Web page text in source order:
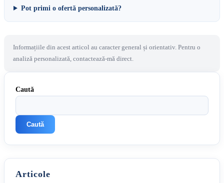
Pot primi o ofertă personalizată?
Informațiile din acest articol au caracter general și orientativ. Pentru o
analiză personalizată, contactează-mă direct.
Caută
Caută
Articole